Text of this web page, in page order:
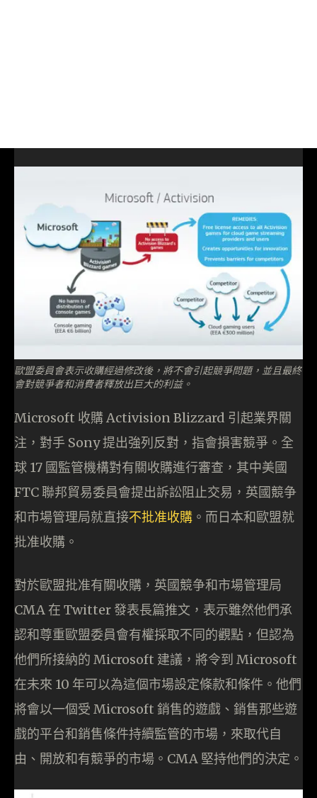
歐盟委員會表示收購經過修改後，將不會引起競爭問題，並且最終
會對競爭者和消費者釋放出巨大的利益。
Microsoft 收購 Activision Blizzard 引起業界關
注，對手 Sony 提出強列反對，指會損害競爭。全
球 17 國監管機構對有關收購進行審查，其中美國
FTC 聯邦貿易委員會提出訴訟阻止交易，英國競争
和市場管理局就直接不批准收購 。而日本和歐盟就
批准收購。
對於歐盟批准有關收購，英國競争和市場管理局
CMA 在 Twitter 發表長篇推文，表示雖然他們承
認和尊重歐盟委員會有權採取不同的觀點，但認為
他們所接納的 Microsoft 建議，將令到 Microsoft
在未來 10 年可以為這個市場設定條款和條件。他們
將會以一個受 Microsoft 銷售的遊戲、銷售那些遊
戲的平台和銷售條件持續監管的市場，來取代自
由、開放和有競爭的市場。CMA 堅持他們的決定。